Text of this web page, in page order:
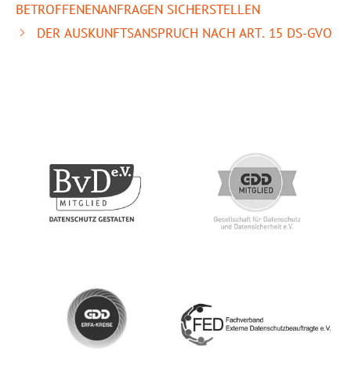
BETROFFENENANFRAGEN SICHERSTELLEN
DER AUSKUNFTSANSPRUCH NACH ART. 15 DS-GVO